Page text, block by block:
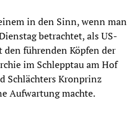
in den Sinn, wenn man
betrachtet, als US-
führenden Köpfen der
im Schlepptau am Hof
Schlächters Kronprinz
Aufwartung machte.